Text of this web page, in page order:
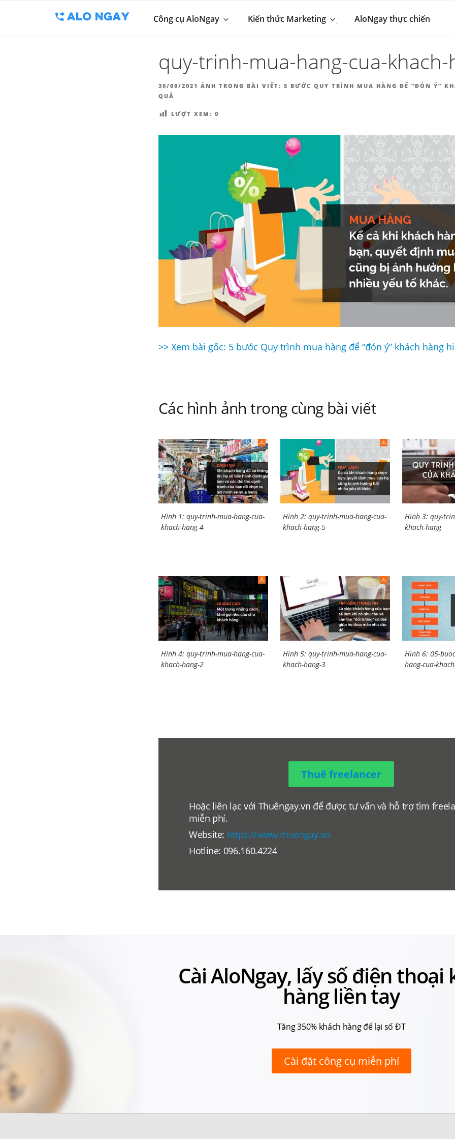
BLOG MARKETING & BÁN
Công cụ AloNgay
Kiến thức Marketing AloNgay thực chiến
quy-trinh-mua-hang-cua-khach-
ĐĂNG
TRONG
30/09/2021 ẢNH TRONG BÀI VIẾT: 5 BƯỚC QUY TRÌNH MUA HÀNG ĐỂ “ĐÓN Ý”
QUẢ
LƯỢT XEM: 0
Điều
viết
>> Xem bài gốc: 5 bước Quy trình mua hàng để “đón ý” khách hàng
Các hình ảnh trong cùng bài viết
Hình 1: quy-trinh-mua-hang-cua-
khach-hang-4
Hình 2: quy-trinh-mua-hang-cua-
khach-hang-5
Hình 3: quy-
khach-hang
Hình 4: quy-trinh-mua-hang-cua-
khach-hang-2
Hình 5: quy-trinh-mua-hang-cua-
khach-hang-3
Hình 6: 05-
hang-cua-
Thuê freelancer
Hoặc liên lạc với Thuêngay.vn để được tư vấn và hỗ trợ tìm
miễn phí.
Website: https://www.thuengay.vn
Hotline: 096.160.4224
Cài AloNgay, lấy số điện thoại
hàng liền tay
Tăng 350% khách hàng để lại số ĐT
Cài đặt công cụ miễn phí